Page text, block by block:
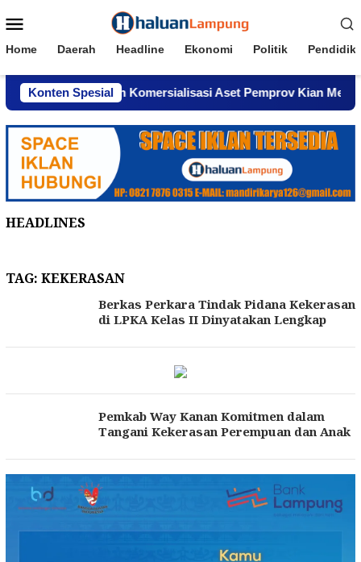
ke
Mobile
Home Daerah Headline Ekonomi Politik
Konten Spesial
Dugaan Komersialisasi Aset Pemprov Kian Menguat
HEADLINES
TAG: KEKERASAN
Berkas Perkara Tindak Pidana Kekerasan
di LPKA Kelas II Dinyatakan Lengkap
Pemkab Way Kanan Komitmen dalam
Tangani Kekerasan Perempuan dan Anak